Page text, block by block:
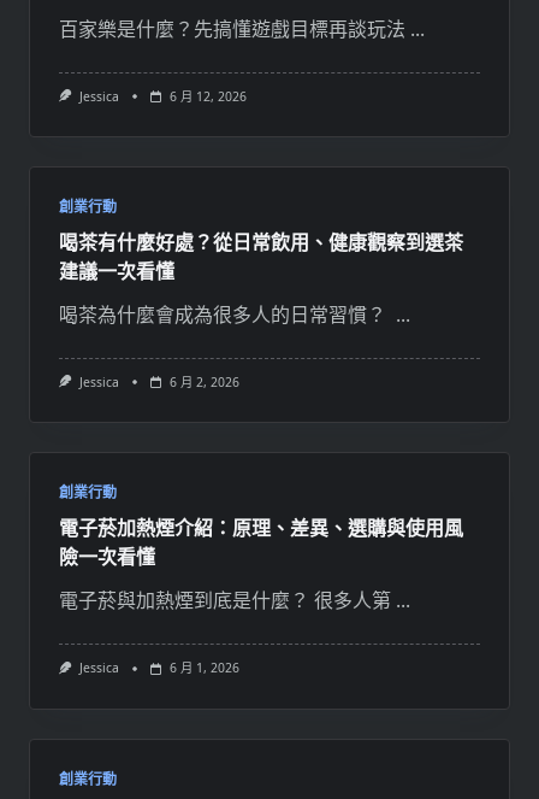
百家樂是什麼？先搞懂遊戲目標再談玩法 ...
Jessica 6 月 12, 2026
創業行動
喝茶有什麼好處？從日常飲用、健康觀察到選茶
建議一次看懂
喝茶為什麼會成為很多人的日常習慣？ ...
Jessica 6 月 2, 2026
創業行動
電子菸加熱煙介紹：原理、差異、選購與使用風
險一次看懂
電子菸與加熱煙到底是什麼？ 很多人第 ...
Jessica 6 月 1, 2026
創業行動